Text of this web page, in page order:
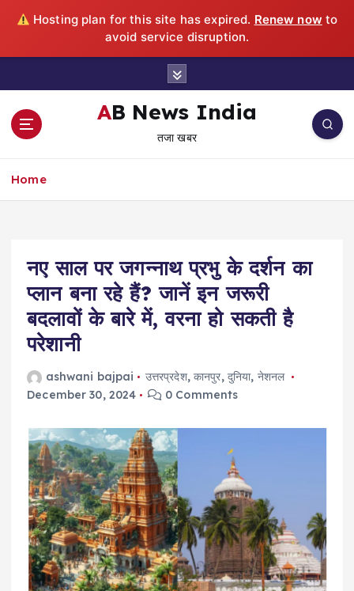
Hosting plan for this site has expired. Renew now to
avoid service disruption.
AB News India
तजा खबर
Home
नए साल पर जगन्नाथ प्रभु के दर्शन का
प्लान बना रहे हैं? जानें इन जरूरी
बदलावों के बारे में, वरना हो सकती है
परेशानी
ashwani bajpai उत्तरप्रदेश, कानपुर, दुनिया, नेशनल
December 30, 2024
0 Comments